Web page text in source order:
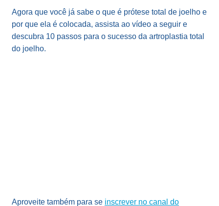
Agora que você já sabe o que é prótese total de joelho e
por que ela é colocada, assista ao vídeo a seguir e
descubra 10 passos para o sucesso da artroplastia total
do joelho.
Aproveite também para se inscrever no canal do